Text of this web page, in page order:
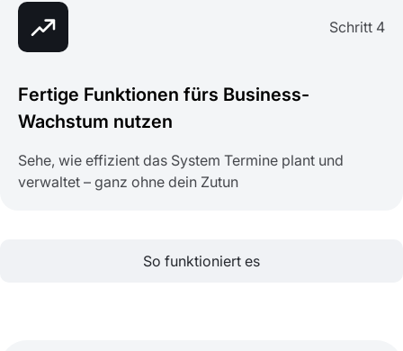
Schritt 4
Fertige Funktionen fürs Business-
Wachstum nutzen
Sehe, wie effizient das System Termine plant und
verwaltet – ganz ohne dein Zutun
So funktioniert es